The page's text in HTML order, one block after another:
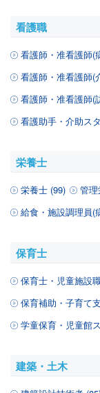
看護職
看護師・准看護師(
看護師・准看護師(
看護師・准看護師(
看護助手・介助ス
栄養士
栄養士 (99) 管
給食・施設調理員(
保育士
保育士・児童施設
保育補助・子育て
学童保育・児童館
建築・土木